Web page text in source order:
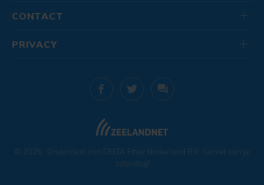
CONTACT
© 2026 . Onderdeel van DELTA Fiber Nederland B.V. Geniet van je
zaterdag!
PRIVACY